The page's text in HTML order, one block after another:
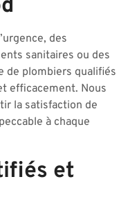
des
sanitaires ou des
de plombiers qualifiés
efficacement. Nous
la satisfaction de
à chaque
et